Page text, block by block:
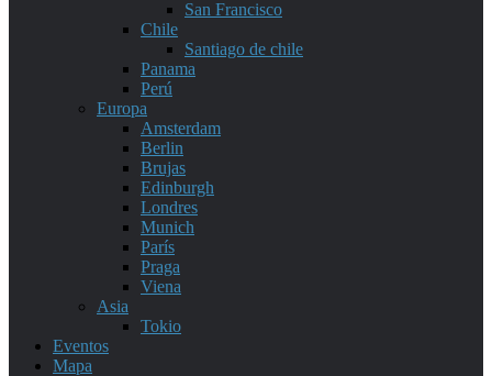
San Francisco
Chile
Santiago de chile
Panama
Perú
Europa
Amsterdam
Berlin
Brujas
Edinburgh
Londres
Munich
París
Praga
Viena
Asia
Tokio
Eventos
Mapa